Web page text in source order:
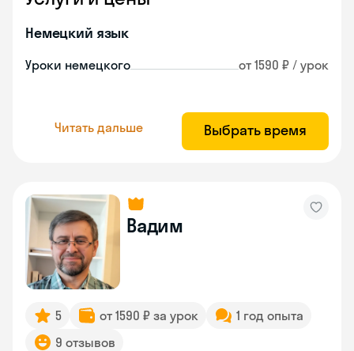
Немецкий язык
Уроки немецкого от 1590 ₽ / урок
Читать дальше Выбрать время
Вадим
5 от 1590 ₽ за урок
1 год опыта
9 отзывов